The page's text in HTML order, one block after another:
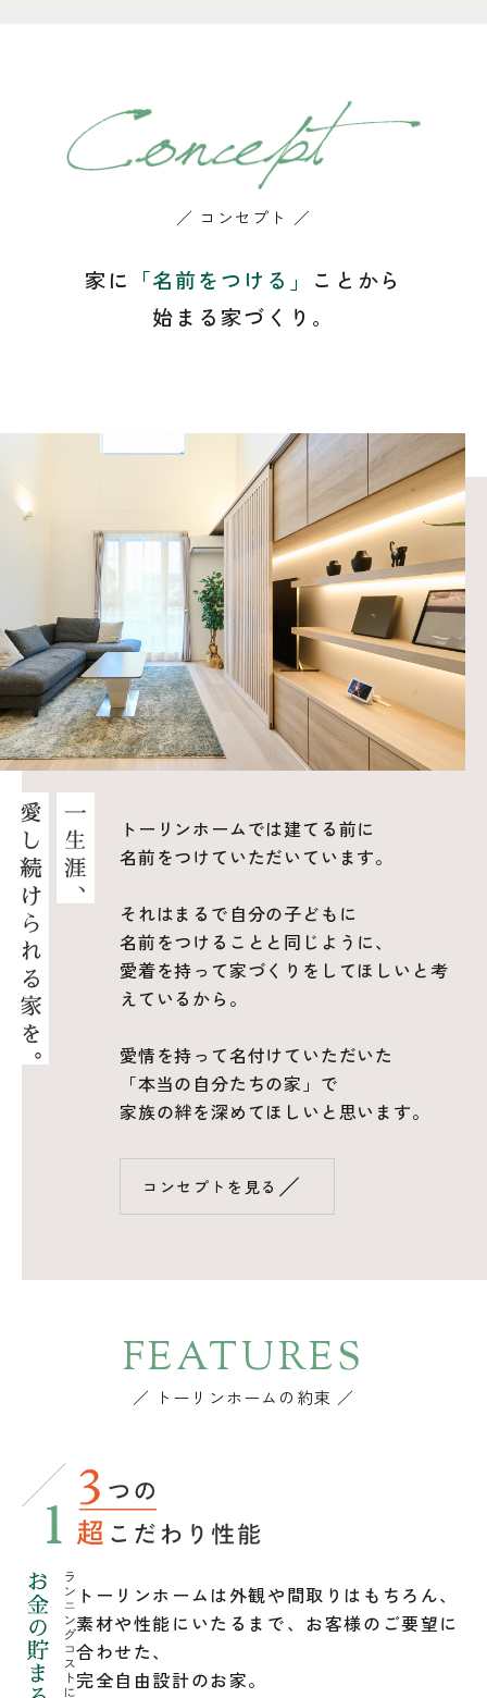
／ コンセプト ／
家に 「名前をつける」
ことから
始まる家づくり。
トーリンホームでは建てる前に
名前をつけていただいています。
それはまるで自分の子どもに
名前をつけることと同じように、
愛着を持って家づくりをしてほしいと考
えているから。
愛情を持って名付けていただいた
「本当の自分たちの家」で
家族の絆を深めてほしいと思います。
コンセプトを見る ／
FEATURES
／ トーリンホームの約束 ／
トーリンホームは外観や間取りはもちろん、
素材や性能にいたるまで、お客様のご要望に
合わせた、
完全自由設計のお家。